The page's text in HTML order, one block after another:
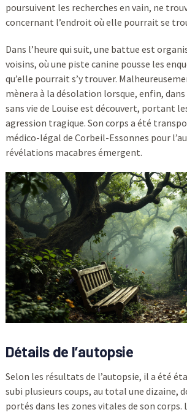
poursuivent les recherches en vain, ne
concernant l’endroit où elle pourrait se
Dans l’heure qui suit, une battue est
voisins, où une piste canine pousse les
qu’elle pourrait s’y trouver.
mènera à la désolation lorsque, enfin,
sans vie de Louise est découvert, portant
agression tragique. Son corps a été
médico-légal de Corbeil-Essonnes pour
révélations macabres émergent.
Détails de l’autopsie
Selon les résultats de l’autopsie, il a été
subi plusieurs coups, au total une dizaine,
portés dans les zones vitales de son corps.